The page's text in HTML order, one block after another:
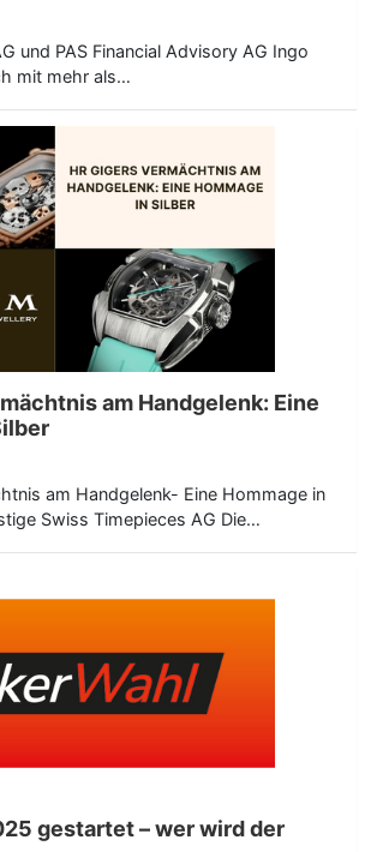
und PAS Financial Advisory AG Ingo
mit mehr als…
am Handgelenk: Eine
am Handgelenk- Eine Hommage in
Swiss Timepieces AG Die…
gestartet – wer wird der